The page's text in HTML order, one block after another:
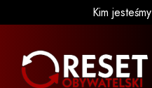
Kim jesteśmy